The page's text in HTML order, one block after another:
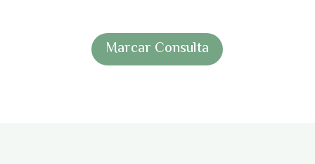
Marcar Consulta